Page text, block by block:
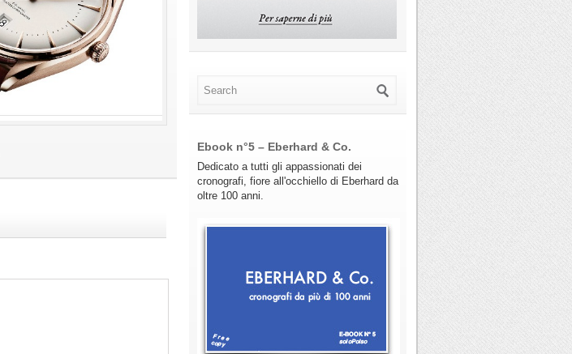
Ebook n°5 – Eberhard & Co.
Dedicato a tutti gli appassionati dei
cronografi, fiore all'occhiello di Eberhard da
oltre 100 anni.